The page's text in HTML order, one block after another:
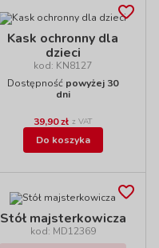
Kask ochronny dla
dzieci
kod: KN8127
Dostępność powyżej 30
dni
39,90 zł z VAT
Do koszyka
Stół majsterkowicza
kod: MD12369